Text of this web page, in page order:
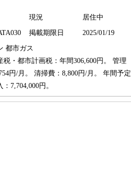
現況 居住中
掲載期限日 2025/01/19
都市ガス
税・都市計画税：年間306,600円。 管理
円/月。 清掃費：8,800円/月。 年間予定
7,704,000円。